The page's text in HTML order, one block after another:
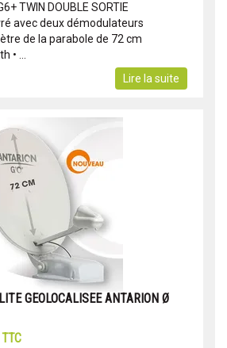
TWIN DOUBLE SORTIE
avec deux démodulateurs
de la parabole de 72 cm
• ...
Lire la suite
GEOLOCALISEE ANTARION Ø
TTC